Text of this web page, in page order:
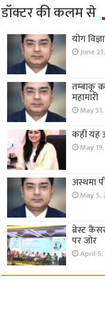
डॉक्टर की कलम से
योग
June
तम्बाकू
महामारी
May
कहीं यह
May
अस्थमा
May 5,
ब्रेस्ट
पर जोर
April 5,